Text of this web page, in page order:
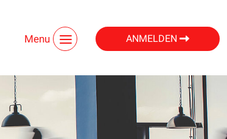
Menu ANMELDEN